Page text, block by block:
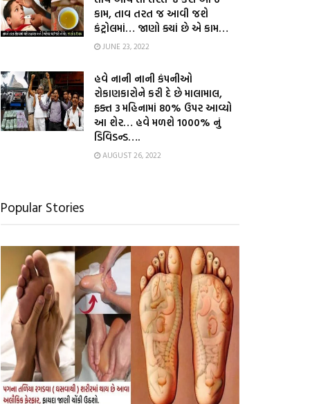
કામ, તાવ તરત જ આવી જશે
કંટ્રોલમાં… જાણો ક્યાં છે એ કામ…
JUNE 23, 2022
હવે નાની નાની કંપનીઓ
રોકાણકારોને કરી દે છે માલામાલ,
ફક્ત 3 મહિનામાં 80% ઉપર આવ્યો
આ શેર… હવે મળશે 1000% નું
ડિવિડન્ડ….
AUGUST 26, 2022
Popular Stories